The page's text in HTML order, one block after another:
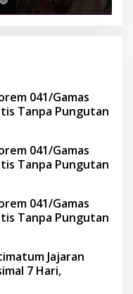
041/Gamas
Tanpa Pungutan
041/Gamas
Tanpa Pungutan
041/Gamas
Tanpa Pungutan
Jajaran
7 Hari,